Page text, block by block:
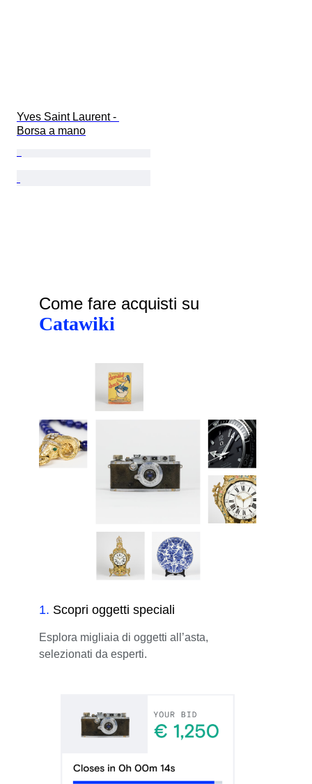
Yves Saint Laurent -
Borsa a mano
Come fare acquisti su
Catawiki
1. Scopri oggetti speciali
Esplora migliaia di oggetti all’asta,
selezionati da esperti.